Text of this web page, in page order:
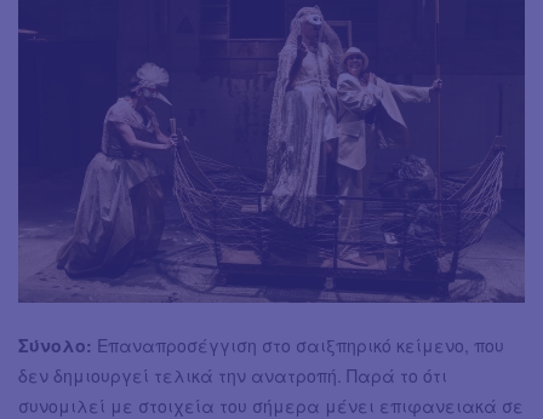
Σύνολο: Επαναπροσέγγιση στο σαιξπηρικό κείμενο, που
δεν δημιουργεί τελικά την ανατροπή. Παρά το ότι
συνομιλεί με στοιχεία του σήμερα μένει επιφανειακά σε